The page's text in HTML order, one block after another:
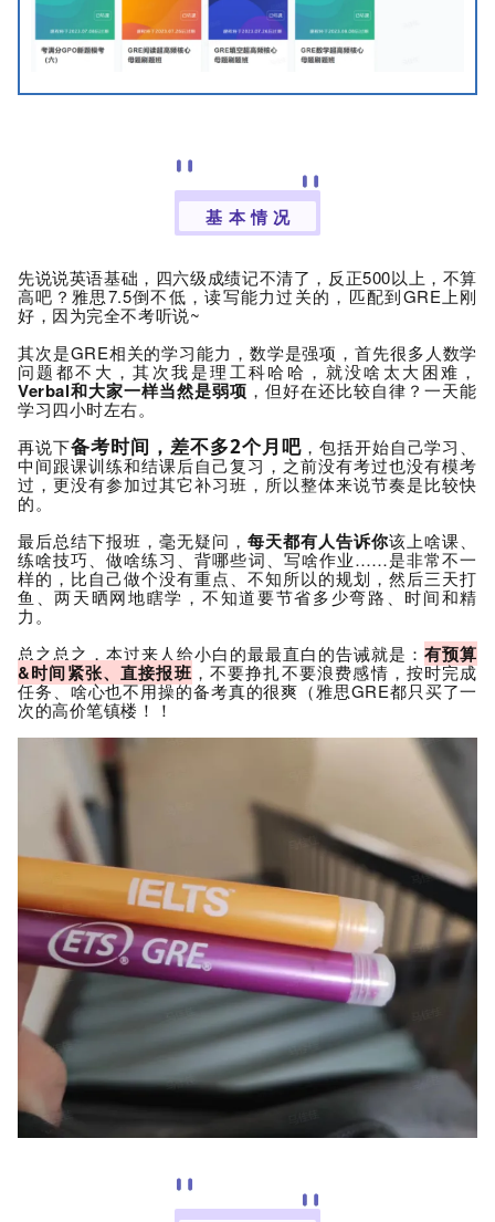
基 本 情 况
先说说英语基础，四六级成绩记不清了，反正500以上，不算
高吧 ？雅思7.5倒不低，读写能力过关的，匹配到GRE上刚
好，因为完全不考听说~
其次是GRE相关的学习能力，数学是强项，首先很多人数学
问题都不大，其次我是理工科哈哈，就没啥太大困难，
Verbal和大家一样当然是弱项 ，但好在还比较自律？一天能
学习四小时左右。
再说下备考时间，差不多2个月吧，包括开始自己学习、
中间跟课训练和结课后自己复习，之前没有考过也没有模考
过，更没有参加过其它补习班，所以整体来说节奏是比较快
的。
最后总结下报班，毫无疑问，每天都有人告诉你该上啥课、
练啥技巧、做啥练习、背哪些词、 写啥作业……是非常不一
样的，比自己做个没有重点、不知所以的规划，然后三天打
鱼、两天晒网地瞎学，不知道要节省多少弯路、时间和精
力。
总之总之，本过来人给小白的最最直白的告诫就是：有预算
&时间紧张、直接报班 ，不要挣扎不要浪费感情，按时完成
任务、啥心也不用操的备考真的很爽 （雅思GRE都只买了一
次的高价笔镇楼！！